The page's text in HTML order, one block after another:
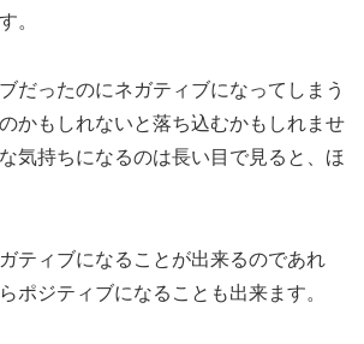
。
だったのにネガティブになってしまう
かもしれないと落ち込むかもしれませ
気持ちになるのは長い目で見ると、ほ
ティブになることが出来るのであれ
ポジティブになることも出来ます。